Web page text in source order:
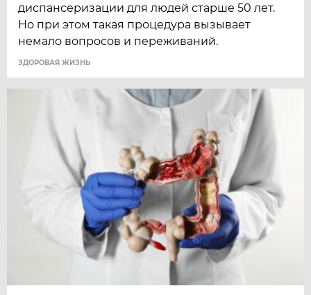
диспансеризации для людей старше 50 лет.
Но при этом такая процедура вызывает
немало вопросов и переживаний.
ЗДОРОВАЯ ЖИЗНЬ